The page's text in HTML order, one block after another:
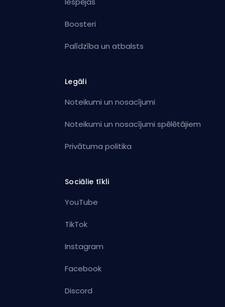
Boosteri
Palīdzība un atbalsts
Legāli
Noteikumi un nosacījumi
Noteikumi un nosacījumi spēlētājiem
Privātuma politika
Sociālie tīkli
YouTube
TikTok
Instagram
Facebook
Discord